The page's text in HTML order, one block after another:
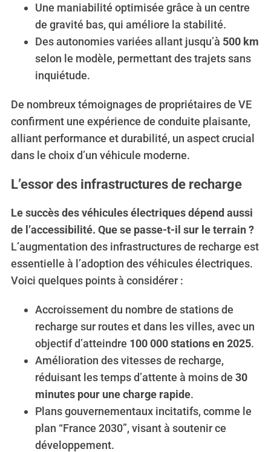
Une maniabilité optimisée grâce à un centre
de gravité bas, qui améliore la stabilité.
Des autonomies variées allant jusqu’à 500 km
selon le modèle, permettant des trajets sans
inquiétude.
De nombreux témoignages de propriétaires de VE
confirment une expérience de conduite plaisante,
alliant performance et durabilité, un aspect crucial
dans le choix d’un véhicule moderne.
L’essor des infrastructures de recharge
Le succès des véhicules électriques dépend aussi
de l’accessibilité. Que se passe-t-il sur le terrain ?
L’augmentation des infrastructures de recharge est
essentielle à l’adoption des véhicules électriques.
Voici quelques points à considérer :
Accroissement du nombre de stations de
recharge sur routes et dans les villes, avec un
objectif d’atteindre 100 000 stations en 2025.
Amélioration des vitesses de recharge,
réduisant les temps d’attente à moins de 30
minutes pour une charge rapide.
Plans gouvernementaux incitatifs, comme le
plan “France 2030”, visant à soutenir ce
développement.